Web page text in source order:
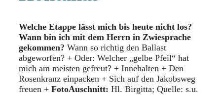
Welche Etappe lässt mich bis heute nicht los?
Wann bin ich mit dem Herrn in Zwiesprache
gekommen? Wann so richtig den Ballast
abgeworfen? + Oder: Welcher „gelbe Pfeil“ hat
mich am meisten gefreut? + Innehalten + Den
Rosenkranz einpacken + Sich auf den Jakobsweg
freuen + FotoAuschnitt: Hl. Birgitta; Quelle: s.u.